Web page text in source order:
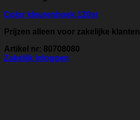
Color kleurenboek 120st
Prijzen alleen voor zakelijke klanten
Artikel nr: 80708080
Zakelijk inloggen